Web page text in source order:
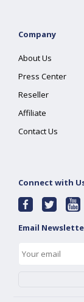
Company
About Us
Press Center
Reseller
Affiliate
Contact Us
Connect with
Email